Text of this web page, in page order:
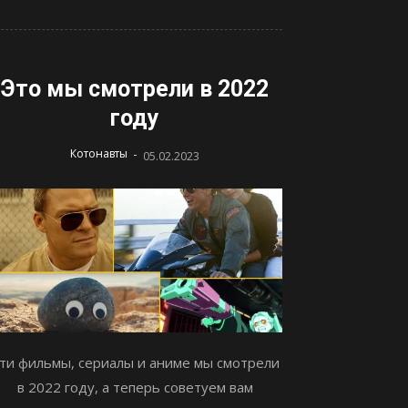
Это мы смотрели в 2022
году
Котонавты - 05.02.2023
фильмы, сериалы и аниме мы смотрели
в 2022 году, а теперь советуем вам